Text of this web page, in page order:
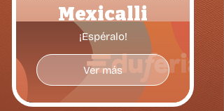
Mexicalli
¡Espéralo!
Ver más